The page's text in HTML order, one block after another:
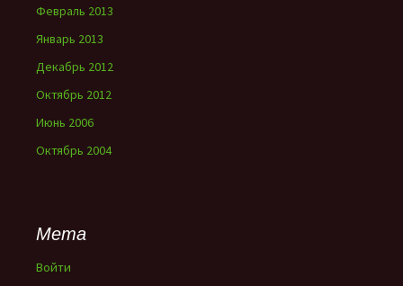
Февраль 2013
Январь 2013
Декабрь 2012
Октябрь 2012
Июнь 2006
Октябрь 2004
Мета
Войти